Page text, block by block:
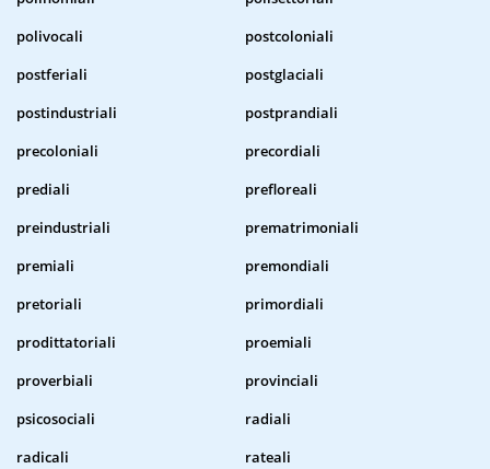
polivocali
postcoloniali
postferiali
postglaciali
postindustriali
postprandiali
precoloniali
precordiali
prediali
prefloreali
preindustriali
prematrimoniali
premiali
premondiali
pretoriali
primordiali
prodittatoriali
proemiali
proverbiali
provinciali
psicosociali
radiali
radicali
rateali